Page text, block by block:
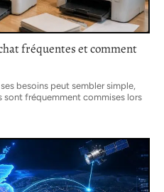
fréquentes et comment
besoins peut sembler simple,
sont fréquemment commises lors